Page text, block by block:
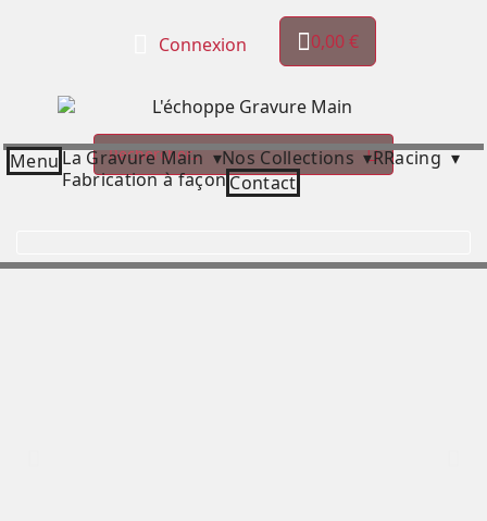
Connexion 0,00 €
MenuLa Gravure Main ▾Nos Collections ▾RRacing ▾
Fabrication à façonContact